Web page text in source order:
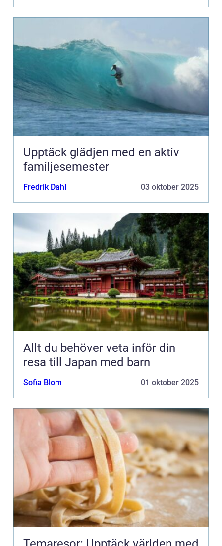
Upptäck glädjen med en aktiv
familjesemester
Fredrik Dahl 03 oktober 2025
Allt du behöver veta inför din
resa till Japan med barn
Sofia Blom 01 oktober 2025